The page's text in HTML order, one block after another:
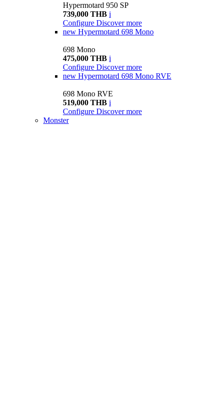
Hypermotard 950 SP
739,000 THB i
Configure Discover more
new Hypermotard 698 Mono
698 Mono
475,000 THB i
Configure Discover more
new Hypermotard 698 Mono RVE
698 Mono RVE
519,000 THB i
Configure Discover more
Monster